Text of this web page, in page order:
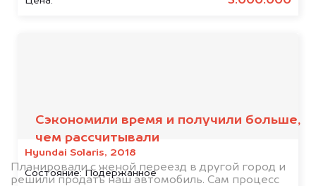
Hyundai Solaris, 2018
Состояние: Подержанное
Сэкономили время и получили больше,
чем рассчитывали
Планировали с женой переезд в другой город и
решили продать наш автомобиль. Сам процесс